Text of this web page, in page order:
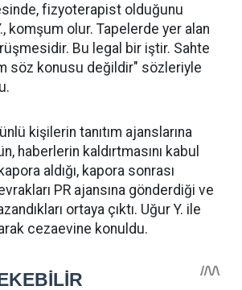
fizyoterapist olduğunu
komşum olur. Tapelerde yer alan
Bu legal bir iştir. Sahte
söz konusu değildir" sözleriyle
kişilerin tanıtım ajanslarına
haberlerin kaldırtmasını kabul
aldığı, kapora sonrası
PR ajansına gönderdiği ve
ortaya çıktı. Uğur Y. ile
cezaevine konuldu.